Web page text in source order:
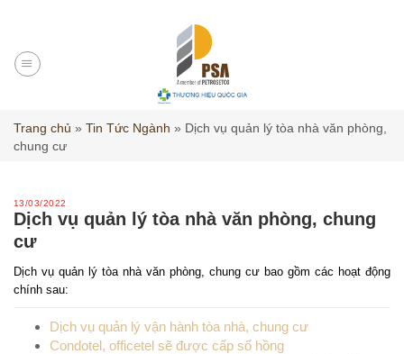
content
Trang chủ » Tin Tức Ngành » Dịch vụ quản lý tòa nhà văn phòng,
chung cư
13/03/2022
Dịch vụ quản lý tòa nhà văn phòng, chung
cư
Dịch vụ quản lý tòa nhà văn phòng, chung cư bao gồm các hoạt động
chính sau:
Dịch vụ quản lý vận hành tòa nhà, chung cư
Condotel, officetel sẽ được cấp sổ hồng